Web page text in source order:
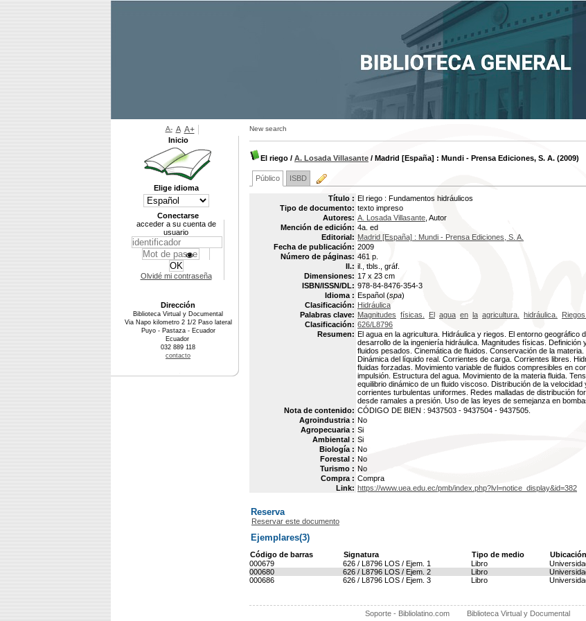
New search
El riego / A. Losada Villasante / Madrid [España] : Mundi - Prensa Ediciones, S. A. (2009)
Público ISBD
Título : El riego : Fundamentos hidráulicos
Tipo de documento: texto impreso
Autores: A. Losada Villasante , Autor
Mención de edición: 4a. ed
Editorial: Madrid [España] : Mundi - Prensa Ediciones, S. A.
Fecha de publicación: 2009
Número de páginas: 461 p.
Il.: il., tbls., gráf.
Dimensiones: 17 x 23 cm
ISBN/ISSN/DL: 978-84-8476-354-3
Idioma : Español (spa)
Clasificación: Hidráulica
Palabras clave: Magnitudes físicas. El agua en la agricultura. hidráulica. Riegos.
Clasificación: 626/L8796
Resumen: El agua en la agricultura. Hidráulica y riegos. El entorno geográfico
desarrollo de la ingeniería hidráulica. Magnitudes físicas. Definición
fluidos pesados. Cinemática de fluidos. Conservación de la
Dinámica del líquido real. Corrientes de carga. Corrientes libres.
fluidas forzadas. Movimiento variable de fluidos compresibles en
impulsión. Estructura del agua. Movimiento de la materia fluida.
equilibrio dinámico de un fluido viscoso. Distribución de la
corrientes turbulentas uniformes. Redes malladas de distribución
desde ramales a presión. Uso de las leyes de semejanza en
Nota de contenido: CÓDIGO DE BIEN : 9437503 - 9437504 - 9437505.
Agroindustria : No
Agropecuaria : Si
Ambiental : Si
Biología : No
Forestal : No
Turismo : No
Compra : Compra
Link: https://www.uea.edu.ec/pmb/index.php?lvl=notice_display&id=382
Reserva
Reservar este documento
Ejemplares(3)
Código de barras Signatura Tipo de medio Ubicación
000679
626 / L8796 LOS / Ejem. 1 Libro
000680
626 / L8796 LOS / Ejem. 2 Libro
000686
626 / L8796 LOS / Ejem. 3 Libro
Soporte - Bibliolatino.com Biblioteca Virtual y Documental
A- A A+
Inicio
Elige idioma
Conectarse
acceder a su cuenta de
usuario
Olvidé mi contraseña
Dirección
Biblioteca Virtual y Documental
Via Napo kilometro 2 1/2 Paso lateral
Puyo - Pastaza - Ecuador
Ecuador
032 889 118
contacto